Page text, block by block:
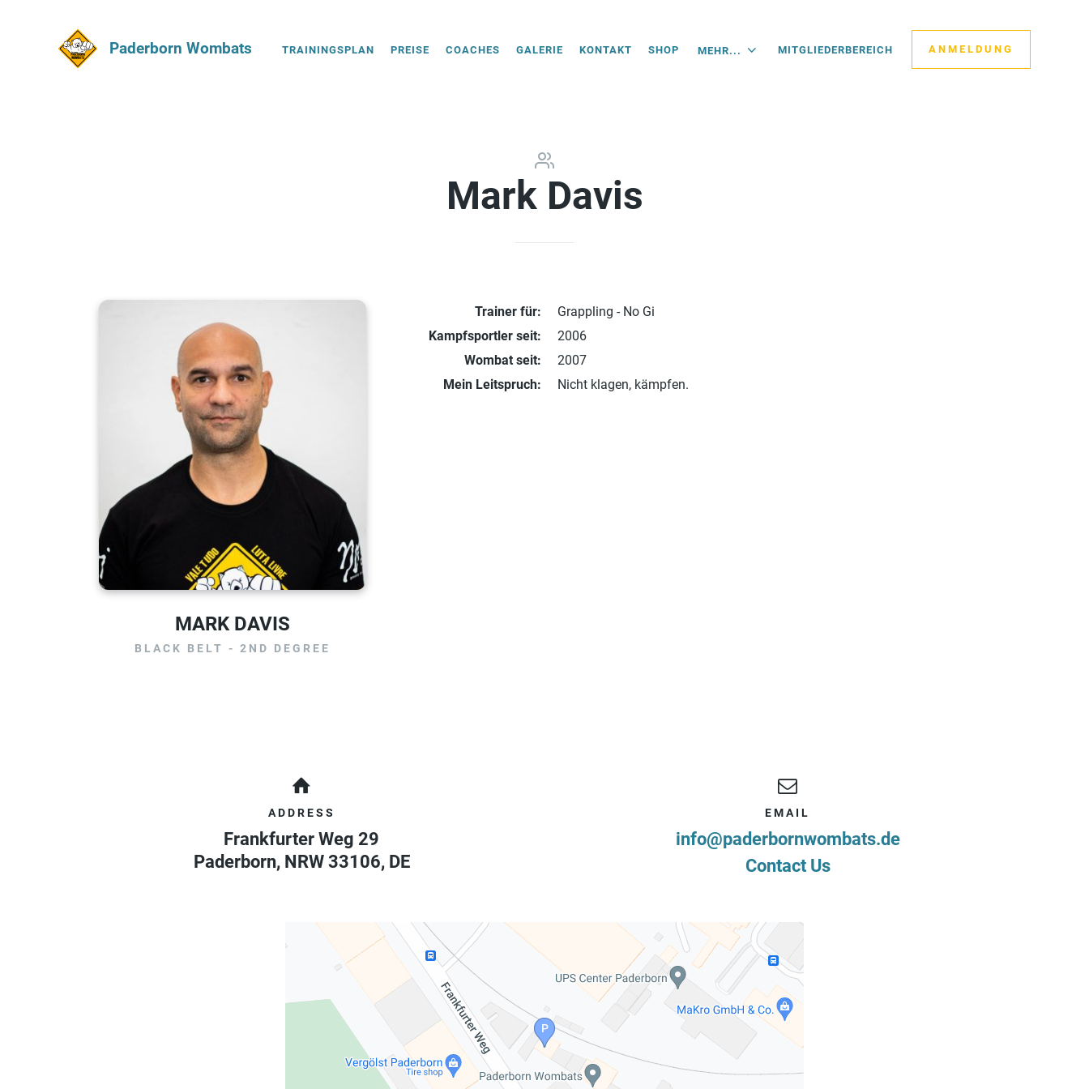
TRAININGSPLAN PREISE COACHES GALERIE KONTAKT SHOP MEHR... MITGLIEDERBEREICH ANMELDUNG
Paderborn Wombats
Mark Davis
MARK DAVIS
BLACK BELT - 2ND DEGREE
Trainer für:
Grappling - No Gi
Kampfsportler seit:
2006
Wombat seit:
2007
Mein Leitspruch:
Nicht klagen, kämpfen.
ADDRESS
Frankfurter Weg 29
Paderborn, NRW 33106, DE
EMAIL
info@paderbornwombats.de
Contact Us